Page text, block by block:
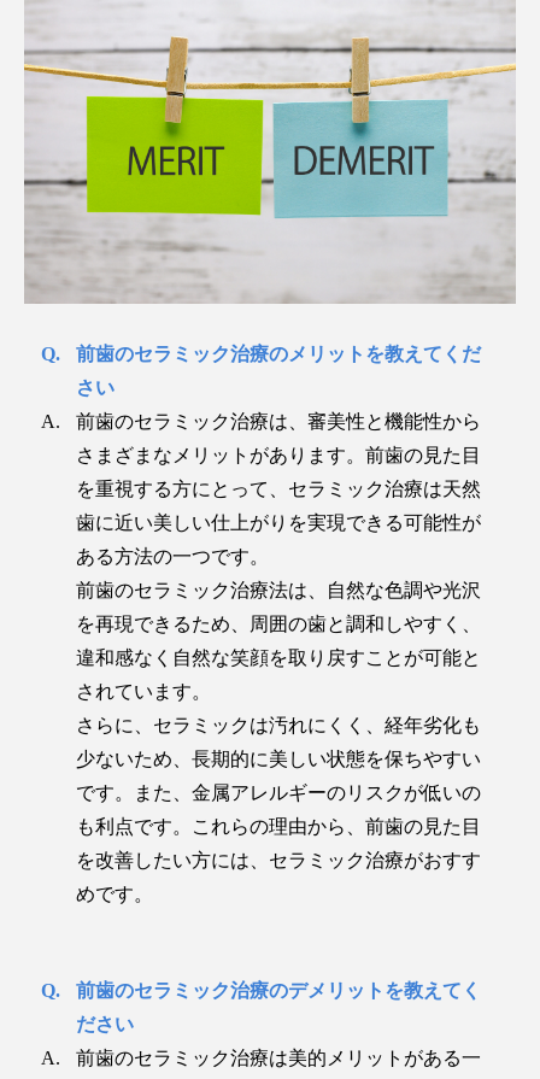
前歯のセラミック治療のメリットを教えてくだ
さい
前歯のセラミック治療は、審美性と機能性から
さまざまなメリットがあります。前歯の見た目
を重視する方にとって、セラミック治療は天然
歯に近い美しい仕上がりを実現できる可能性が
ある方法の一つです。
前歯のセラミック治療法は、自然な色調や光沢
を再現できるため、周囲の歯と調和しやすく、
違和感なく自然な笑顔を取り戻すことが可能と
されています。
さらに、セラミックは汚れにくく、経年劣化も
少ないため、長期的に美しい状態を保ちやすい
です。また、金属アレルギーのリスクが低いの
も利点です。これらの理由から、前歯の見た目
を改善したい方には、セラミック治療がおすす
めです。
前歯のセラミック治療のデメリットを教えてく
ださい
前歯のセラミック治療は美的メリットがある一